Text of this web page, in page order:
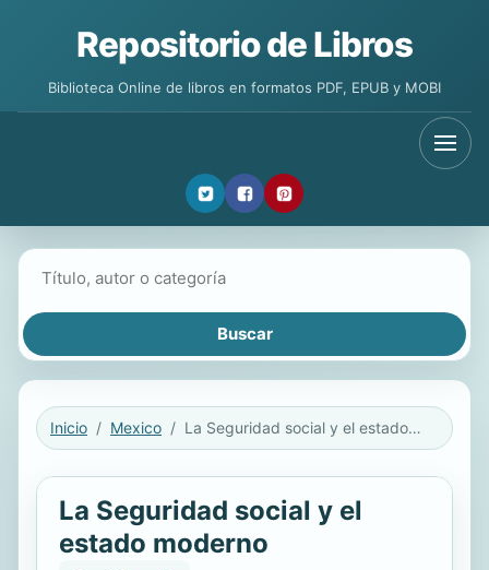
Repositorio de Libros
Biblioteca Online de libros en formatos PDF, EPUB y MOBI
Inicio Mexico La Seguridad social y el estado moderno
La Seguridad social y el
estado moderno